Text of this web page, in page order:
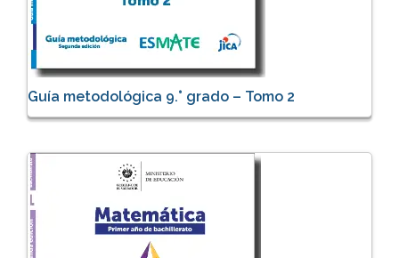
Guía metodológica 9.° grado – Tomo 2